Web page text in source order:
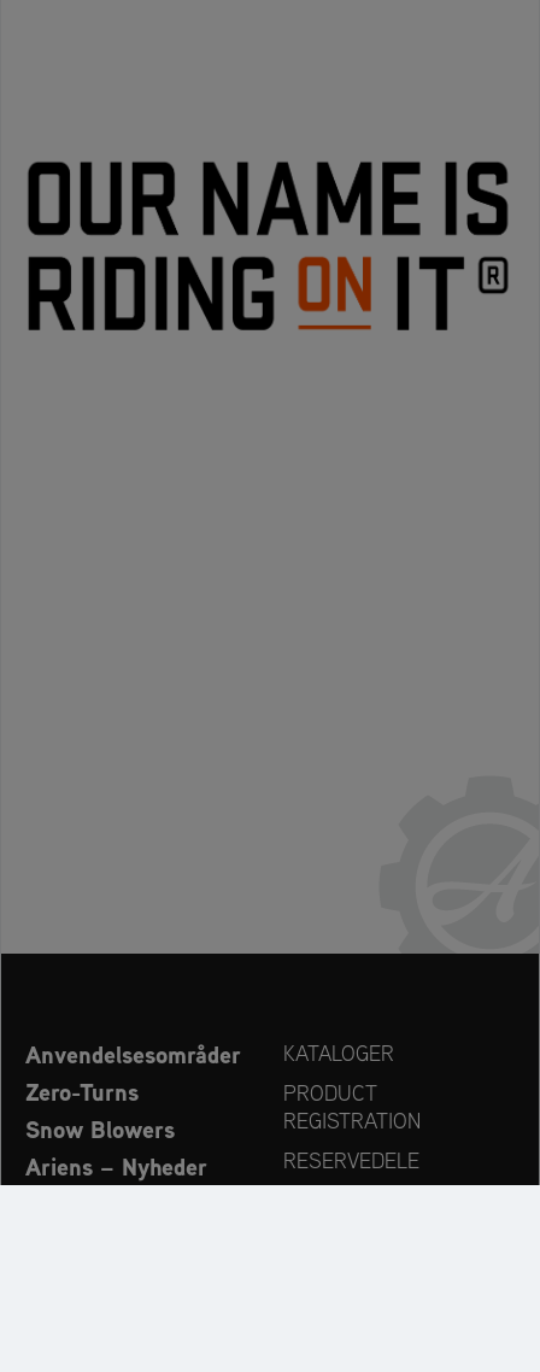
Anvendelsesområder
Zero-Turns
Snow Blowers
Ariens – Nyheder
KATALOGER
PRODUCT
REGISTRATION
RESERVEDELE